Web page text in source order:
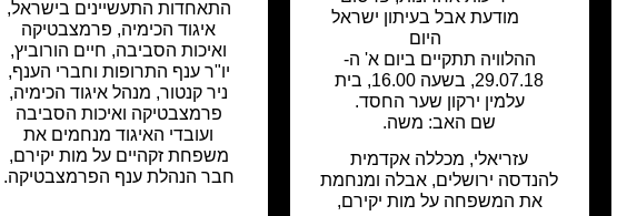
התאחדות התעשיינים בישראל,
איגוד הכימיה, פרמצבטיקה
ואיכות הסביבה, חיים הורוביץ,
יו"ר ענף התרופות וחברי הענף,
ניר קנטור, מנהל איגוד הכימיה,
פרמצבטיקה ואיכות הסביבה
ועובדי האיגוד מנחמים את
משפחת זקהיים על מות יקירם,
חבר הנהלת ענף הפרמצבטיקה.
מודעת אבל בעיתון ישראל
היום
ההלוויה תתקיים ביום א' ה-
29.07.18, בשעה 16.00, בית
עלמין ירקון שער החסד.
שם האב: משה.
עזריאלי, מכללה אקדמית
להנדסה ירושלים, אבלה ומנחמת
את המשפחה על מות יקירם,